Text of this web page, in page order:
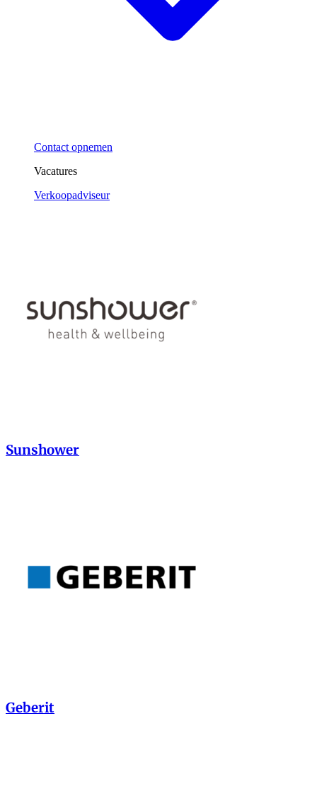
Contact opnemen
Vacatures
Verkoopadviseur
Sunshower
Geberit